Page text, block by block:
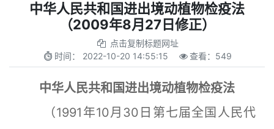
中华人民共和国进出境动植物检疫法
（2009年8月27日修正）
点击复制标题网址
时间： 2022-10-20 14:55:15 查看： 549
中华人民共和国进出境动植物检疫法
（1991年10月30日第七届全国人民代